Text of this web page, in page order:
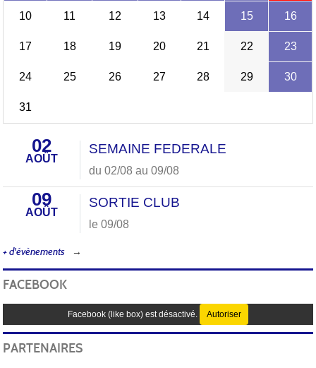
10 11 12 13 14 15 16
17 18 19 20 21 22 23
24 25 26 27 28 29 30
31
02
AOÛT
SEMAINE FEDERALE
du 02/08 au 09/08
09
AOÛT
SORTIE CLUB
le 09/08
+ d'évènements
FACEBOOK
Facebook (like box) est désactivé. Autoriser
PARTENAIRES